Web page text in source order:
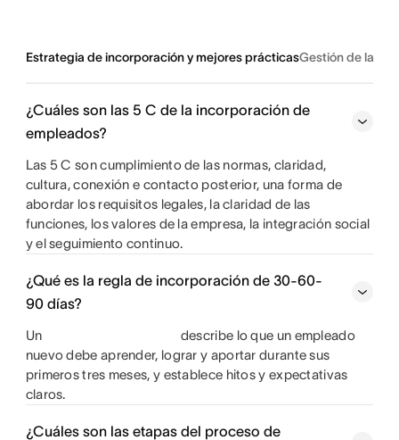
Estrategia de incorporación y mejores prácticasGestión de la
¿Cuáles son las 5 C de la incorporación de
empleados?
Las 5 C son cumplimiento de las normas, claridad,
cultura, conexión e contacto posterior, una forma de
abordar los requisitos legales, la claridad de las
funciones, los valores de la empresa, la integración social
y el seguimiento continuo.
¿Qué es la regla de incorporación de 30-60-
90 días?
Un
describe lo que un empleado
nuevo debe aprender, lograr y aportar durante sus
primeros tres meses, y establece hitos y expectativas
claros.
¿Cuáles son las etapas del proceso de